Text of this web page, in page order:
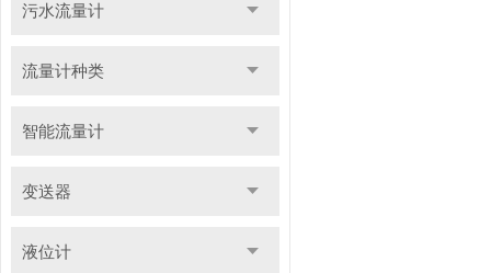
污水流量计
流量计种类
智能流量计
变送器
液位计